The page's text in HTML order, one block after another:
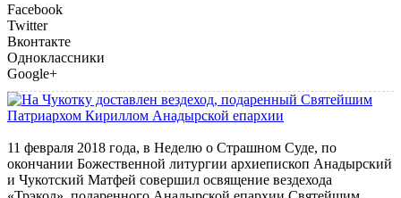
Facebook
Twitter
Вконтакте
Одноклассники
Google+
11 февраля 2018 года, в Неделю о Страшном Суде, по
окончании Божественной литургии архиепископ Анадырский
и Чукотский Матфей совершил освящение вездехода